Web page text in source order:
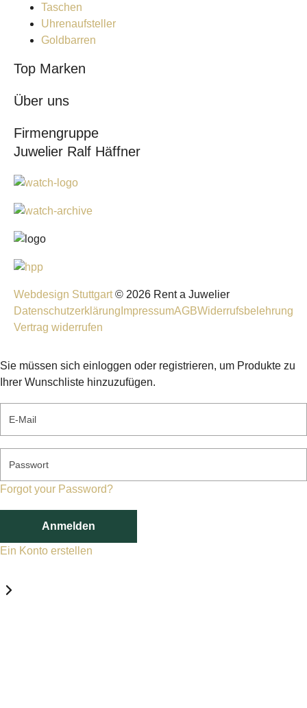
Taschen
Uhrenaufsteller
Goldbarren
Top Marken
Über uns
Firmengruppe
Juwelier Ralf Häffner
Webdesign Stuttgart © 2026 Rent a Juwelier
Datenschutzerklärung ImpressumAGBWiderrufsbelehrung
Vertrag widerrufen
Sie müssen sich einloggen oder registrieren, um Produkte zu
Ihrer Wunschliste hinzuzufügen.
E-Mail
Passwort
Forgot your Password?
Anmelden
Ein Konto erstellen